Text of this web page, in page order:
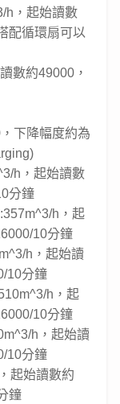
h，起始讀數
配循環扇可以
數約49000，
下降幅度約為
h，起始讀數
分鐘
h，起
10分鐘
h，起始讀
10分鐘
h，起
10分鐘
h，起始讀
10分鐘
起始讀數約
鐘